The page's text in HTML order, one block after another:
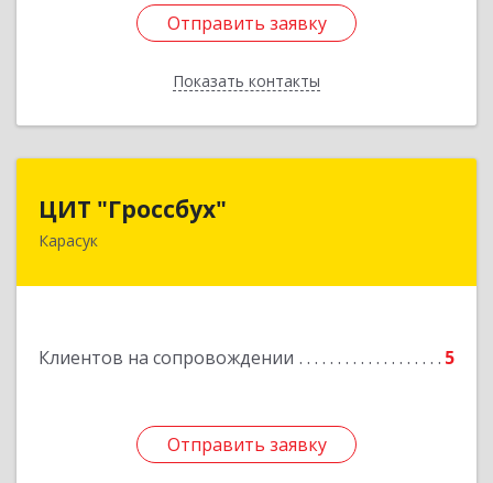
Отправить заявку
Показать контакты
Отправить заявку
Назад
ЦИТ "Гроссбух"
Карасук
Клиентов на сопровождении 5
Отправить заявку
632861, Новосибирская обл, Карасукский р-н,
Отправить заявку